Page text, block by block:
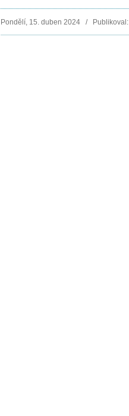
Pondělí, 15. duben 2024 / Publikoval: